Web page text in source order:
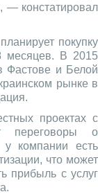
— констатировал
покупку
месяцев. В 2015
Фастове и Белой
рынке в
проектах с
переговоры о
компании есть
что может
прибыль с услуг